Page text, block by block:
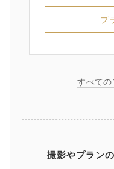
プ
すべての
撮影やプラン